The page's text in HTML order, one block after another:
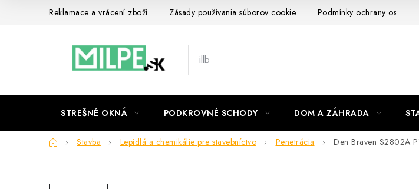
Reklamace a vrácení zboží Zásady používania súborov cookie Podmínky ochrany
STREŠNÉ OKNÁ PODKROVNÉ SCHODY DOM A ZÁHRADA
DomovStavba Lepidlá a chemikálie pre stavebníctvo Penetrácia Den Braven S2802A